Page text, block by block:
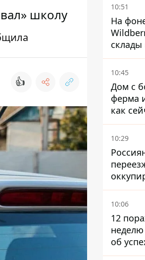
школу
👍
10:51
На
склады
10:45
Дом с
ферма
как
10:29
10:06
12
неделю
об
в